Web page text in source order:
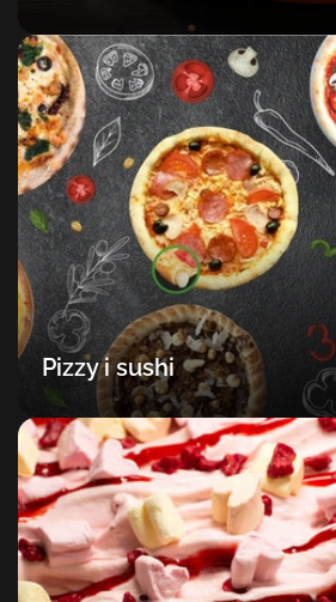
Pizzy i sushi